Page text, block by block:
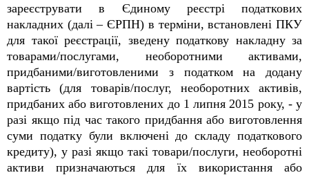
зареєструвати в Єдиному реєстрі податкових
накладних (далі – ЄРПН) в терміни, встановлені ПКУ
для такої реєстрації, зведену податкову накладну за
товарами/послугами, необоротними активами,
придбаними/виготовленими з податком на додану
вартість (для товарів/послуг, необоротних активів,
придбаних або виготовлених до 1 липня 2015 року, - у
разі якщо під час такого придбання або виготовлення
суми податку були включені до складу податкового
кредиту), у разі якщо такі товари/послуги, необоротні
активи призначаються для їх використання або